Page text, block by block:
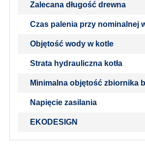
Zalecana długość drewna
Czas palenia przy nominalnej
Objętość wody w kotle
Strata hydrauliczna kotła
Minimalna objętość zbiornika
Napięcie zasilania
EKODESIGN